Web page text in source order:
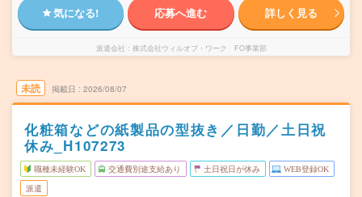
気になる! 応募へ進む 詳しく見る
派遣会社 株式会社ウィルオブ・ワーク FO事業部
未読 掲載日 2026/08/07
化粧箱などの紙製品の型抜き／日勤／土日祝
休み_H107273
職種未経験OK 交通費別途支給あり 土日祝日が休み WEB登録OK
派遣